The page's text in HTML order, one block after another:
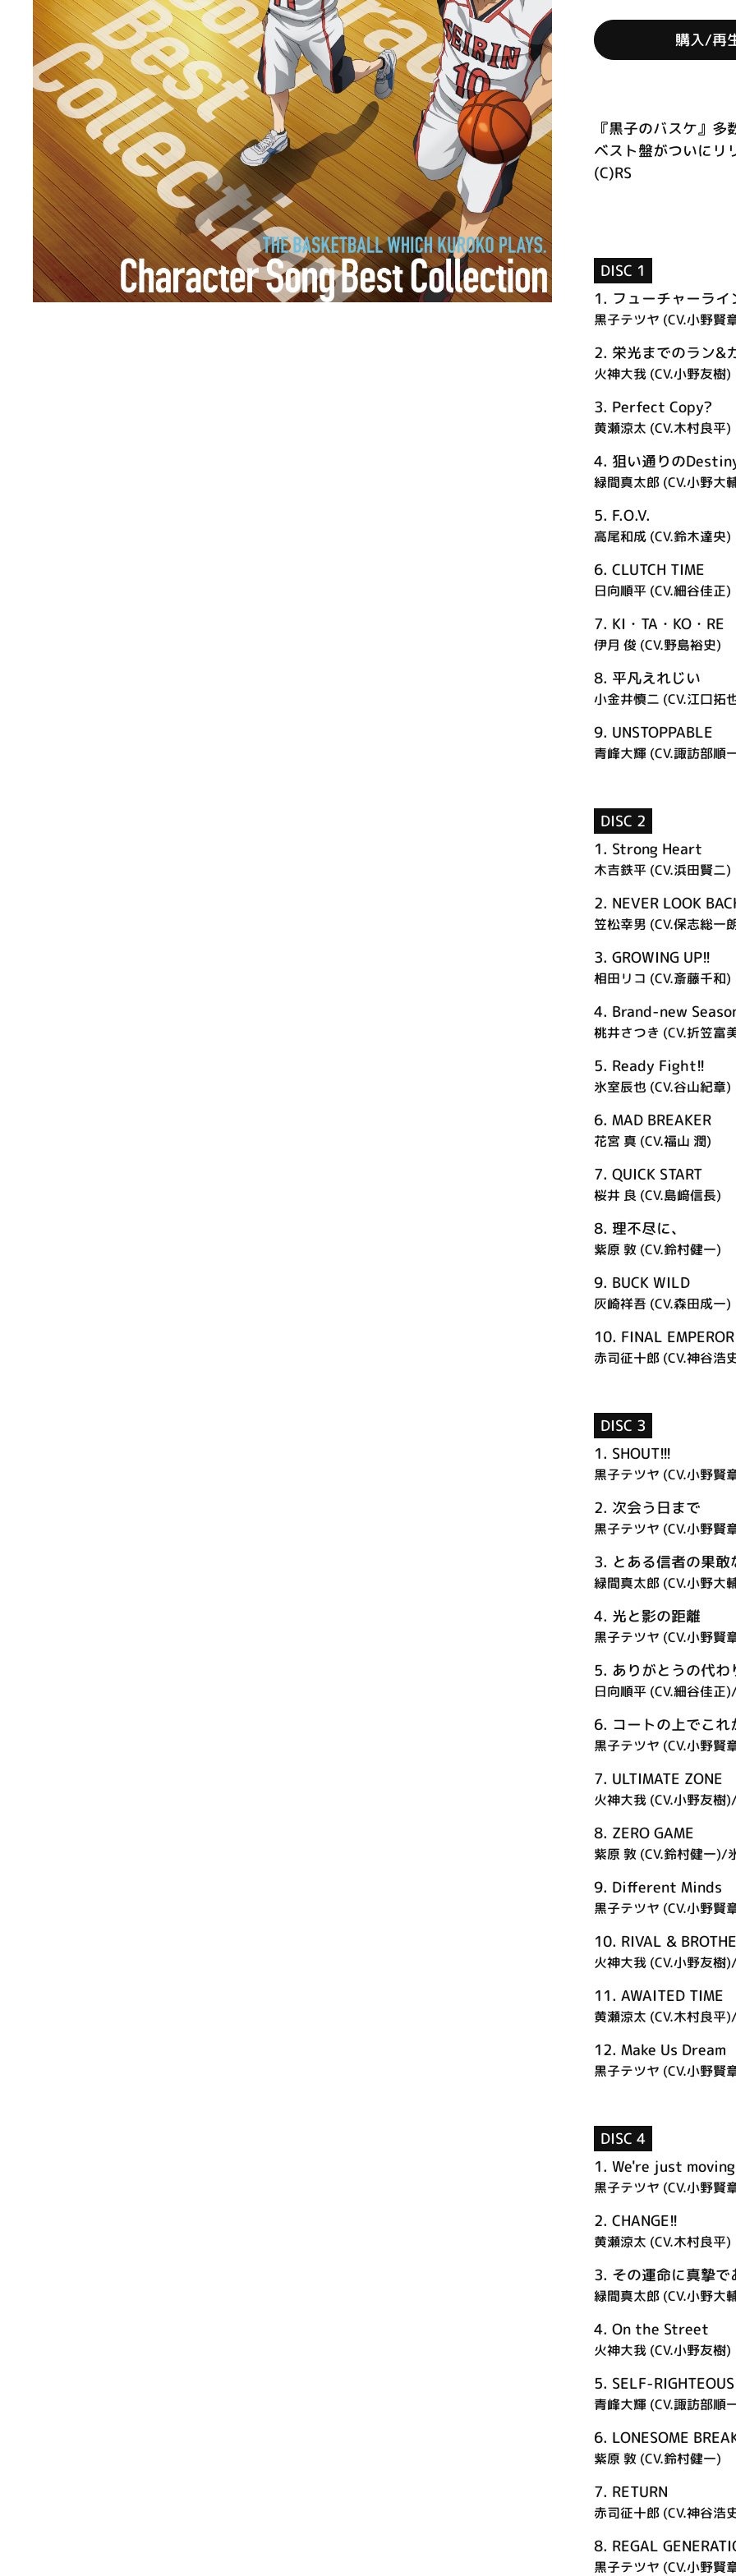
購入/再
『黒子のバスケ』
ベスト盤がついにリ
(C)RS
DISC 1
1. フューチャーライ
黒子テツヤ (CV.小野賢
2. 栄光までのラン&
火神大我 (CV.小野友樹)
3. Perfect Copy?
黄瀬涼太 (CV.木村良平)
4. 狙い通りの
緑間真太郎 (CV.小野大
5. F.O.V.
高尾和成 (CV.鈴木達央)
6. CLUTCH TIME
日向順平 (CV.細谷佳正)
7. KI・TA・KO・RE
伊月 俊 (CV.野島裕史)
8. 平凡えれじい
小金井慎二 (CV.江口拓
9. UNSTOPPABLE
青峰大輝 (CV.諏訪部順
DISC 2
1. Strong Heart
木吉鉄平 (CV.浜田賢二)
2. NEVER LOOK
笠松幸男 (CV.保志総一
3. GROWING UP!!
相田リコ (CV.斎藤千和)
4. Brand-new
桃井さつき (CV.折笠富
5. Ready Fight!!
氷室辰也 (CV.谷山紀章)
6. MAD BREAKER
花宮 真 (CV.福山 潤)
7. QUICK START
桜井 良 (CV.島﨑信長)
8. 理不尽に、
紫原 敦 (CV.鈴村健一)
9. BUCK WILD
灰崎祥吾 (CV.森田成一)
10. FINAL EMPEROR
赤司征十郎 (CV.神谷浩
DISC 3
1. SHOUT!!!
黒子テツヤ (CV.小野賢
2. 次会う日まで
黒子テツヤ (CV.小野賢
3. とある信者の果敢
緑間真太郎 (CV.小野大
4. 光と影の距離
黒子テツヤ (CV.小野賢
5. ありがとうの代わ
日向順平 (CV.細谷佳正
6. コートの上でこれ
黒子テツヤ (CV.小野賢
7. ULTIMATE ZONE
火神大我 (CV.小野友樹
8. ZERO GAME
紫原 敦 (CV.鈴村健一)/
9. Different Minds
黒子テツヤ (CV.小野賢
10. RIVAL &
火神大我 (CV.小野友樹
11. AWAITED TIME
黄瀬涼太 (CV.木村良平
12. Make Us Dream
黒子テツヤ (CV.小野賢
DISC 4
1. We're just moving
黒子テツヤ (CV.小野賢
2. CHANGE!!
黄瀬涼太 (CV.木村良平)
3. その運命に真摯で
緑間真太郎 (CV.小野大
4. On the Street
火神大我 (CV.小野友樹)
5. SELF-RIGHTEOUS
青峰大輝 (CV.諏訪部順
6. LONESOME
紫原 敦 (CV.鈴村健一)
7. RETURN
赤司征十郎 (CV.神谷浩
8. REGAL
黒子テツヤ (CV.小野